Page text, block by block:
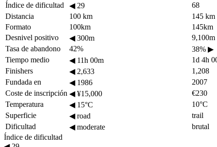
Índice de dificultad
◀29
68
Distancia
100 km
145 km
Formato
100km
145km
Desnivel positivo
◀300m
9,100m
Tasa de abandono
42% 38% ▶
Tiempo medio
◀11h 00m
1d 4h
Finishers
◀2,633
1,208
Fundada en
◀1986
2007
Coste de inscripción ◀¥15,000
€230
Temperatura
◀15°C
10°C
Superficie
◀road
trail
Dificultad
◀moderate
brutal
Índice de dificultad